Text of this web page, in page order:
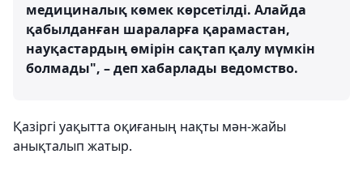
медициналық көмек көрсетілді. Алайда
қабылданған шараларға қарамастан,
науқастардың өмірін сақтап қалу мүмкін
болмады", – деп хабарлады ведомство.
Қазіргі уақытта оқиғаның нақты мән-жайы
анықталып жатыр.